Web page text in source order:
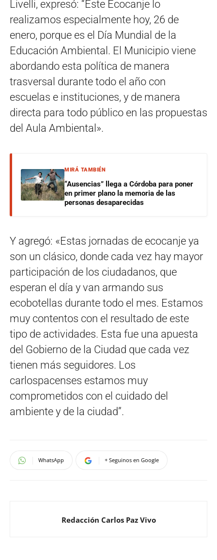
Livelli, expresó: “Este Ecocanje lo
realizamos especialmente hoy, 26 de
enero, porque es el Día Mundial de la
Educación Ambiental. El Municipio viene
abordando esta política de manera
trasversal durante todo el año con
escuelas e instituciones, y de manera
directa para todo público en las propuestas
del Aula Ambiental».
MIRÁ TAMBIÉN
“Ausencias” llega a Córdoba para poner
en primer plano la memoria de las
personas desaparecidas
Y agregó: «Estas jornadas de ecocanje ya
son un clásico, donde cada vez hay mayor
participación de los ciudadanos, que
esperan el día y van armando sus
ecobotellas durante todo el mes. Estamos
muy contentos con el resultado de este
tipo de actividades. Esta fue una apuesta
del Gobierno de la Ciudad que cada vez
tienen más seguidores. Los
carlospacenses estamos muy
comprometidos con el cuidado del
ambiente y de la ciudad”.
WhatsApp + Seguinos en Google
Redacción Carlos Paz Vivo